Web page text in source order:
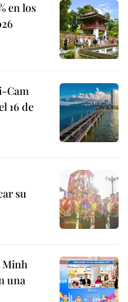
en los
Cam
16 de
su
Minh
una